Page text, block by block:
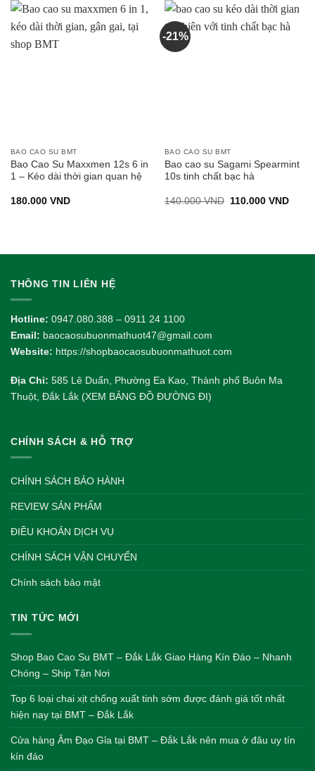
BAO CAO SU BMT
Bao Cao Su Maxxmen 12s 6 in
1 – Kéo dài thời gian quan hệ
180.000 VND
-21%
BAO CAO SU BMT
Bao cao su Sagami Spearmint
10s tinh chất bạc hà
140.000VND
Giá
110.000 VNDGiá
THÔNG TIN LIÊN HỆ
Hotline: 0947.080.388 – 0911 24 1100
Email: baocaosubuonmathuot47@gmail.com
Website: https://shopbaocaosubuonmathuot.com
Địa Chỉ: 585 Lê Duẩn, Phường Ea Kao, Thành phố Buôn Ma
Thuột, Đắk Lắk (XEM BẢNG ĐỒ ĐƯỜNG ĐI)
CHÍNH SÁCH & HỖ TRỢ
CHÍNH SÁCH BẢO HÀNH
REVIEW SẢN PHẨM
ĐIỀU KHOẢN DỊCH VỤ
CHÍNH SÁCH VẬN CHUYỂN
Chính sách bảo mật
TIN TỨC MỚI
Shop Bao Cao Su BMT – Đắk Lắk Giao Hàng Kín Đáo – Nhanh
Chóng – Ship Tận Nơi
Top 6 loại chai xịt chống xuất tinh sớm được đánh giá tốt nhất
hiện nay tại BMT – Đắk Lắk
Cửa hàng Âm Đạo Gỉa tại BMT – Đắk Lắk nên mua ở đâu uy tín
kín đáo